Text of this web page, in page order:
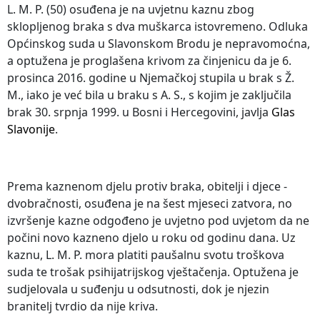
L. M. P. (50) osuđena je na uvjetnu kaznu zbog
sklopljenog braka s dva muškarca istovremeno. Odluka
Općinskog suda u Slavonskom Brodu je nepravomoćna,
a optužena je proglašena krivom za činjenicu da je 6.
prosinca 2016. godine u Njemačkoj stupila u brak s Ž.
M., iako je već bila u braku s A. S., s kojim je zaključila
brak 30. srpnja 1999. u Bosni i Hercegovini, javlja Glas
Slavonije.
Prema kaznenom djelu protiv braka, obitelji i djece -
dvobračnosti, osuđena je na šest mjeseci zatvora, no
izvršenje kazne odgođeno je uvjetno pod uvjetom da ne
počini novo kazneno djelo u roku od godinu dana. Uz
kaznu, L. M. P. mora platiti paušalnu svotu troškova
suda te trošak psihijatrijskog vještačenja. Optužena je
sudjelovala u suđenju u odsutnosti, dok je njezin
branitelj tvrdio da nije kriva.